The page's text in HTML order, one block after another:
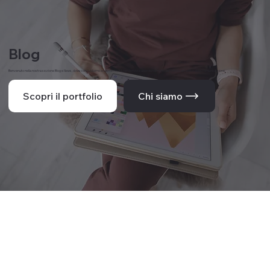
Blog
Benvenuto nella nostra sezione Blog e News, dove condividiamo le ultime novità, tendenze e approfondimenti dal mondo del web e della comunicazione.
Scopri il portfolio Chi siamo